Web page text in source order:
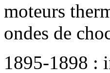
moteurs
ondes de
1895-1898 :